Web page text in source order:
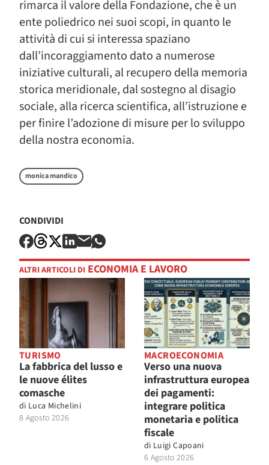
rimarca il valore della Fondazione, che è un
ente poliedrico nei suoi scopi, in quanto le
attività di cui si interessa spaziano
dall’incoraggiamento dato a numerose
iniziative culturali, al recupero della memoria
storica meridionale, dal sostegno al disagio
sociale, alla ricerca scientifica, all’istruzione e
per finire l’adozione di misure per lo sviluppo
della nostra economia.
monica mandico
CONDIVIDI
ALTRI ARTICOLI DI ECONOMIA E LAVORO
TURISMO
La fabbrica del lusso e
le nuove élites
comasche
di Luca Michelini
8 Agosto 2026
MACROECONOMIA
Verso una nuova
infrastruttura europea
dei pagamenti:
integrare politica
monetaria e politica
fiscale
di Luigi Capoani
6 Agosto 2026